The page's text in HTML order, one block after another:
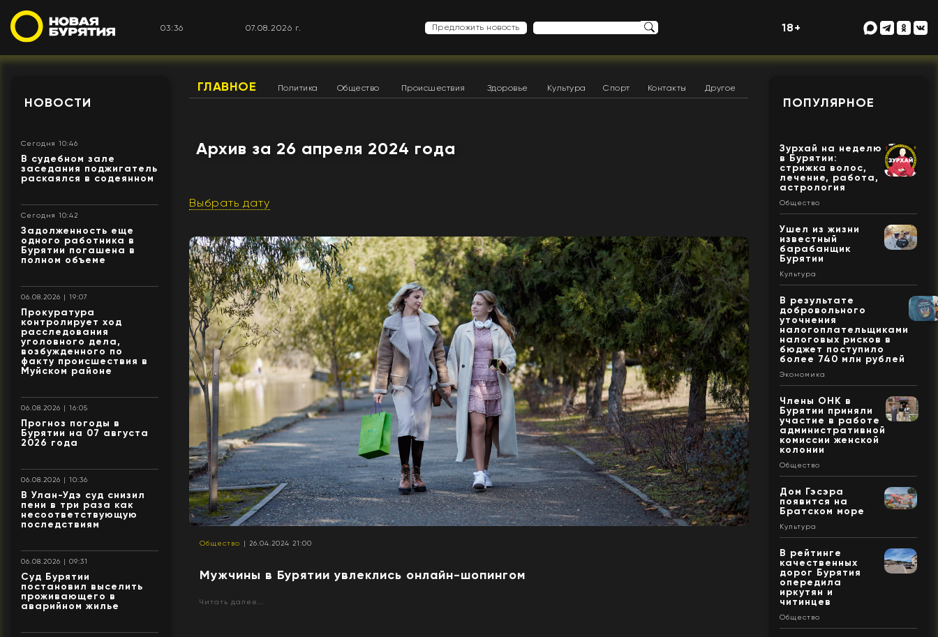
03:36 07.08.2026 г. Предложить новость 18+
НОВОСТИ
Сегодня 10:46
В судебном зале
заседания поджигатель
раскаялся в содеянном
Сегодня 10:42
Задолженность еще
одного работника в
Бурятии погашена в
полном объеме
06.08.2026 | 19:07
Прокуратура
контролирует ход
расследования
уголовного дела,
возбужденного по
факту происшествия в
Муйском районе
06.08.2026 | 16:05
Прогноз погоды в
Бурятии на 07 августа
2026 года
06.08.2026 | 10:36
В Улан-Удэ суд снизил
пени в три раза как
несоответствующую
последствиям
06.08.2026 | 09:31
Суд Бурятии
постановил выселить
проживающего в
аварийном жилье
ГЛАВНОЕ Политика Общество Происшествия Здоровье Культура Спорт Контакты Другое
Архив за 26 апреля 2024 года
Выбрать дату
Общество | 26.04.2024 21:00
Мужчины в Бурятии увлеклись онлайн-шопингом
Читать далее...
ПОПУЛЯРНОЕ
Зурхай на неделю
в Бурятии:
стрижка волос,
лечение, работа,
астрология
Общество
Ушел из жизни
известный
барабанщик
Бурятии
Культура
В результате
добровольного
уточнения
налогоплательщиками
налоговых рисков в
бюджет поступило
более 740 млн рублей
Экономика
Члены ОНК в
Бурятии приняли
участие в работе
административной
комиссии женской
колонии
Общество
Дом Гэсэра
появится на
Братском море
Культура
В рейтинге
качественных
дорог Бурятия
опередила
иркутян и
читинцев
Общество